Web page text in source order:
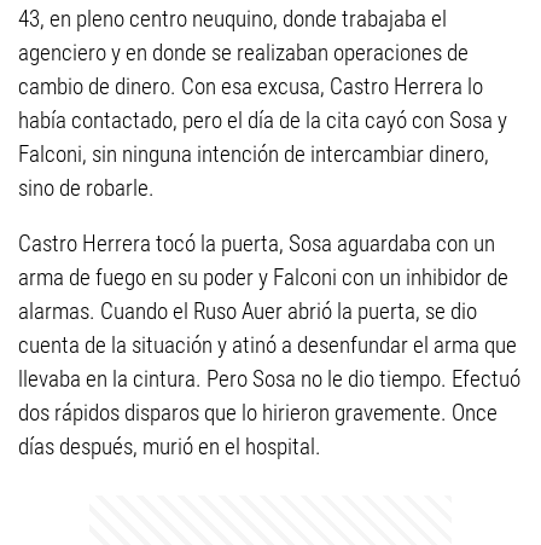
43, en pleno centro neuquino, donde trabajaba el
agenciero y en donde se realizaban operaciones de
cambio de dinero. Con esa excusa, Castro Herrera lo
había contactado, pero el día de la cita cayó con Sosa y
Falconi, sin ninguna intención de intercambiar dinero,
sino de robarle.
Castro Herrera tocó la puerta, Sosa aguardaba con un
arma de fuego en su poder y Falconi con un inhibidor de
alarmas. Cuando el Ruso Auer abrió la puerta, se dio
cuenta de la situación y atinó a desenfundar el arma que
llevaba en la cintura. Pero Sosa no le dio tiempo. Efectuó
dos rápidos disparos que lo hirieron gravemente. Once
días después, murió en el hospital.